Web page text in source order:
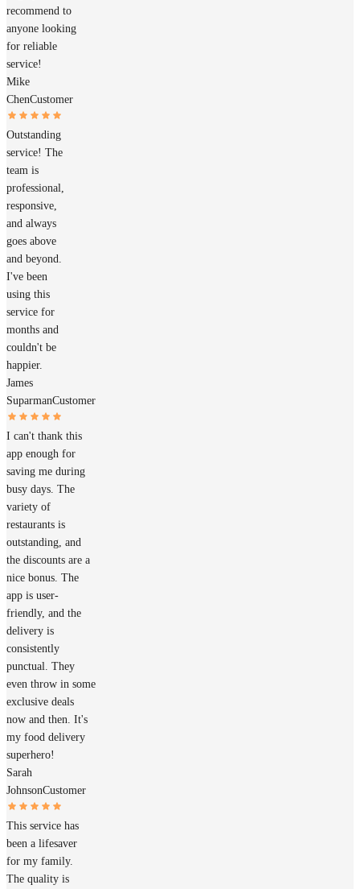
recommend to
anyone looking
for reliable
service!
Mike
ChenCustomer
Outstanding
service! The
team is
professional,
responsive,
and always
goes above
and beyond.
I've been
using this
service for
months and
couldn't be
happier.
James
SuparmanCustomer
I can't thank this
app enough for
saving me during
busy days. The
variety of
restaurants is
outstanding, and
the discounts are a
nice bonus. The
app is user-
friendly, and the
delivery is
consistently
punctual. They
even throw in some
exclusive deals
now and then. It's
my food delivery
superhero!
Sarah
JohnsonCustomer
This service has
been a lifesaver
for my family.
The quality is